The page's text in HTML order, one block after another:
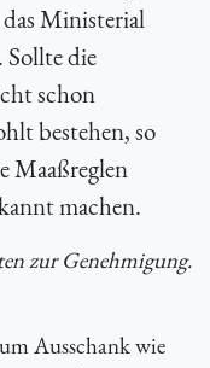
Ministerial
die
schon
bestehen, so
Maaßreglen
machen.
zur Genehmigung.
Ausschank wie